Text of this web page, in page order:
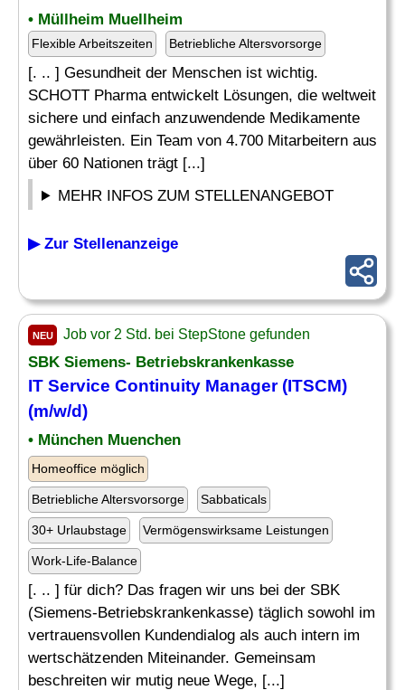
• Müllheim Muellheim
Flexible Arbeitszeiten Betriebliche Altersvorsorge
[. .. ] Gesundheit der Menschen ist wichtig.
SCHOTT Pharma entwickelt Lösungen, die weltweit
sichere und einfach anzuwendende Medikamente
gewährleisten. Ein Team von 4.700 Mitarbeitern aus
über 60 Nationen trägt [...]
MEHR INFOS ZUM STELLENANGEBOT
▶ Zur Stellenanzeige
NEU Job vor 2 Std. bei StepStone gefunden
SBK Siemens- Betriebskrankenkasse
IT Service Continuity Manager (ITSCM)
(m/w/d)
• München Muenchen
Homeoffice möglich
Betriebliche Altersvorsorge Sabbaticals
30+ Urlaubstage Vermögenswirksame Leistungen
Work-Life-Balance
[. .. ] für dich? Das fragen wir uns bei der SBK
(Siemens-Betriebskrankenkasse) täglich sowohl im
vertrauensvollen Kundendialog als auch intern im
wertschätzenden Miteinander. Gemeinsam
beschreiten wir mutig neue Wege, [...]